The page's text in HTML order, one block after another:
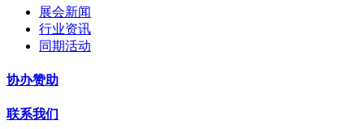
展会新闻
行业资讯
同期活动
协办赞助
联系我们